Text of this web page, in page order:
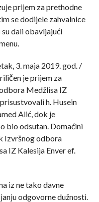
prijem za prethodne
se dodijele zahvalnice
dali obavljajući
3. maja 2019. god. /
je prijem za
Medžlisa IZ
h. Husein
Alić, dok je
bio odsutan. Domaćini
Izvršnog odbora
IZ Kalesija Enver ef.
iz ne tako davne
odgovorne dužnosti.